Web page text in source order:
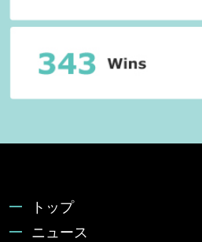
トップ
ニュース